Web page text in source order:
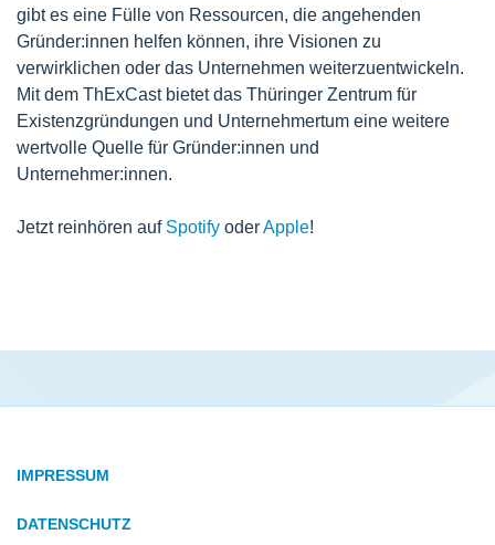
gibt es eine Fülle von Ressourcen, die angehenden
Gründer:innen helfen können, ihre Visionen zu
verwirklichen oder das Unternehmen weiterzuentwickeln.
Mit dem ThExCast bietet das Thüringer Zentrum für
Existenzgründungen und Unternehmertum eine weitere
wertvolle Quelle für Gründer:innen und
Unternehmer:innen.
Jetzt reinhören auf Spotify oderApple!
IMPRESSUM
DATENSCHUTZ